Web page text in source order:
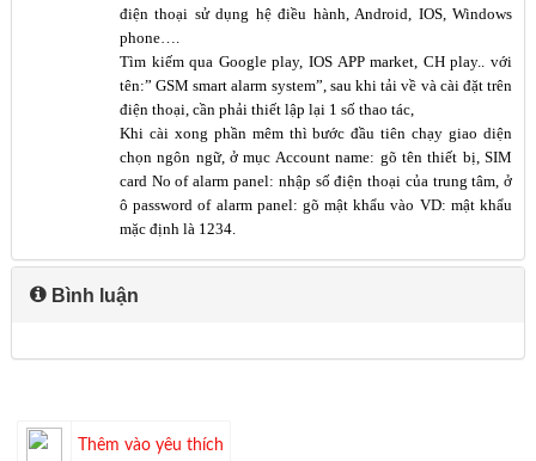
điện thoại sử dụng hệ điều hành, Android, IOS, Windows
phone….
Tìm kiếm qua Google play, IOS APP market, CH play.. với
tên:” GSM smart alarm system”, sau khi tải về và cài đặt trên
điện thoại, cần phải thiết lập lại 1 số thao tác,
Khi cài xong phần mêm thì bước đầu tiên chạy giao diện
chọn ngôn ngữ, ở mục Account name: gõ tên thiết bị, SIM
card No of alarm panel: nhập số điện thoại của trung tâm, ở
ô password of alarm panel: gõ mật khẩu vào VD: mật khẩu
mặc định là 1234.
Bình luận
Thêm vào yêu thích